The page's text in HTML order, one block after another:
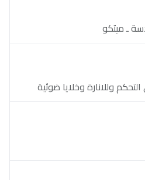
ـ ميتكو
وللانارة وخلايا ضوئية